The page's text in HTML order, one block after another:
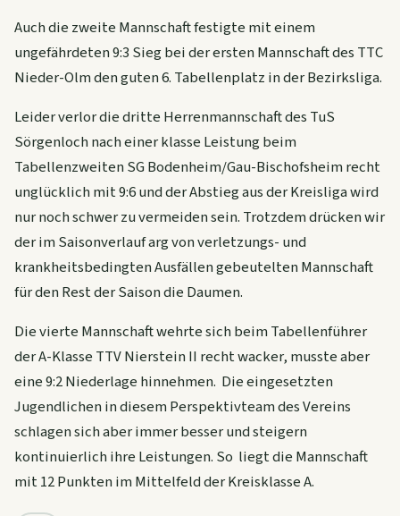
Auch die zweite Mannschaft festigte mit einem
ungefährdeten 9:3 Sieg bei der ersten Mannschaft des TTC
Nieder-Olm den guten 6. Tabellenplatz in der Bezirksliga.
Leider verlor die dritte Herrenmannschaft des TuS
Sörgenloch nach einer klasse Leistung beim
Tabellenzweiten SG Bodenheim/Gau-Bischofsheim recht
unglücklich mit 9:6 und der Abstieg aus der Kreisliga wird
nur noch schwer zu vermeiden sein. Trotzdem drücken wir
der im Saisonverlauf arg von verletzungs- und
krankheitsbedingten Ausfällen gebeutelten Mannschaft
für den Rest der Saison die Daumen.
Die vierte Mannschaft wehrte sich beim Tabellenführer
der A-Klasse TTV Nierstein II recht wacker, musste aber
eine 9:2 Niederlage hinnehmen. Die eingesetzten
Jugendlichen in diesem Perspektivteam des Vereins
schlagen sich aber immer besser und steigern
kontinuierlich ihre Leistungen. So liegt die Mannschaft
mit 12 Punkten im Mittelfeld der Kreisklasse A.